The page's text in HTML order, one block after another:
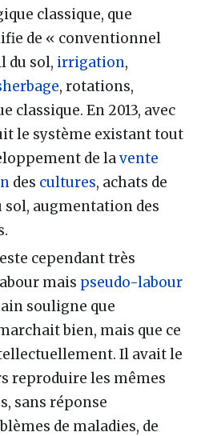
classique, que
de « conventionnel
du sol, irrigation,
, rotations,
En 2013, avec
le système existant tout
de lavente
des cultures, achats de
augmentation des
cependant très
mais pseudo-labour
souligne que
bien, mais que ce
Il avait le
reproduire les mêmes
sans réponse
de maladies, de